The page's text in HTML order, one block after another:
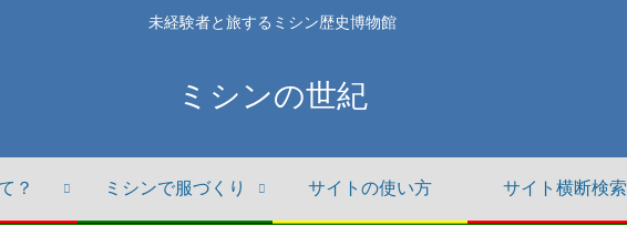
未経験者と旅するミシン歴史博物館
ミシンの世紀
？ ミシンで服づくり サイトの使い方 サイト横断検索